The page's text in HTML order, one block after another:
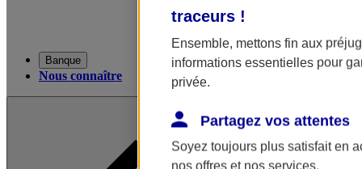
Banque
Nous connaître
traceurs !
Ensemble, mettons fin aux
informations essentielles pour
privée.
Partagez vos attentes
Soyez toujours plus satisfait en
nos offres et nos services.